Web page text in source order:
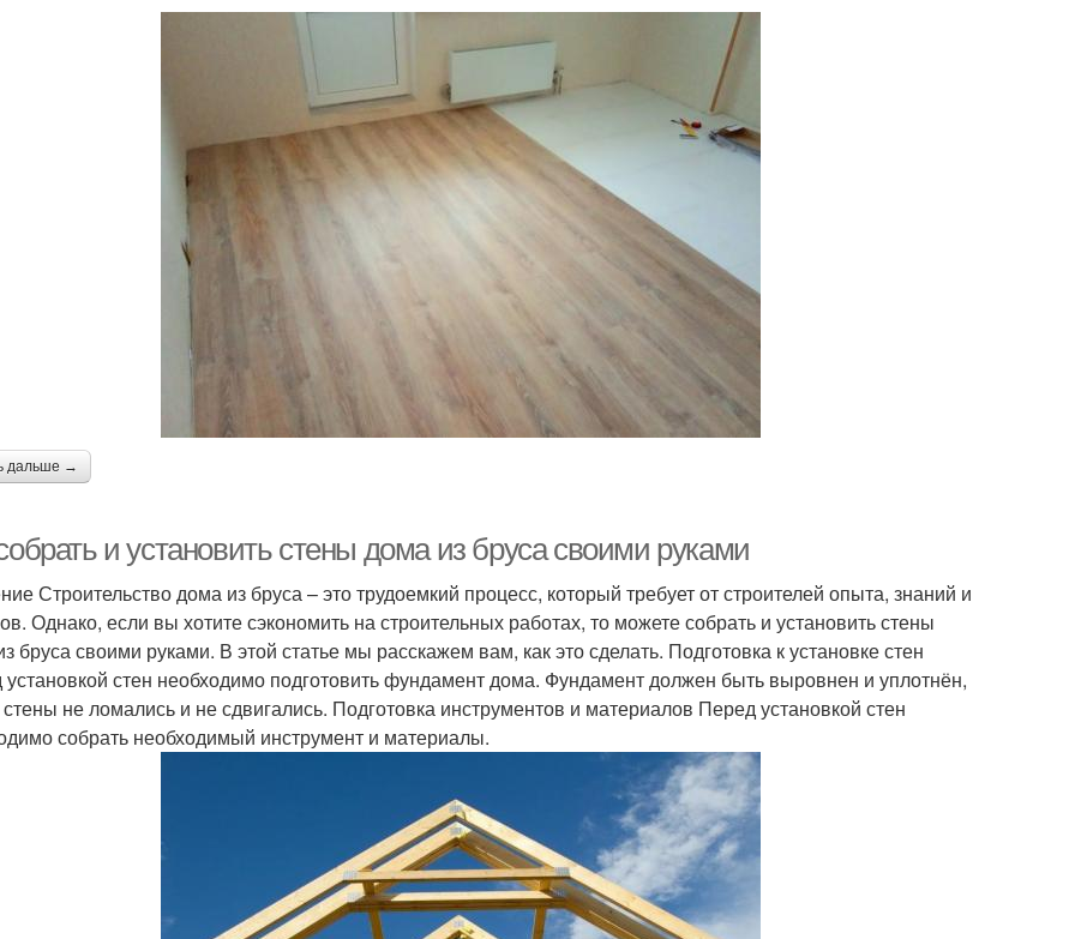
дальше →
и установить стены дома из бруса своими руками
Строительство дома из бруса – это трудоемкий процесс, который требует от строителей опыта, знаний и
Однако, если вы хотите сэкономить на строительных работах, то можете собрать и установить стены
бруса своими руками. В этой статье мы расскажем вам, как это сделать. Подготовка к установке стен
стен необходимо подготовить фундамент дома. Фундамент должен быть выровнен и уплотнён,
не ломались и не сдвигались. Подготовка инструментов и материалов Перед установкой стен
собрать необходимый инструмент и материалы.